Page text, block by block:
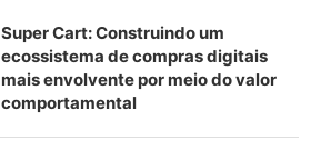
Super Cart: Construindo um
ecossistema de compras digitais
mais envolvente por meio do valor
comportamental